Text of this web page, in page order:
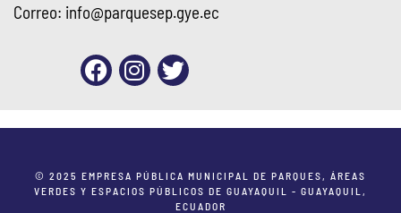
Correo: info@parquesep.gye.ec
© 2025 EMPRESA PÚBLICA MUNICIPAL DE PARQUES, ÁREAS
VERDES Y ESPACIOS PÚBLICOS DE GUAYAQUIL - GUAYAQUIL,
ECUADOR